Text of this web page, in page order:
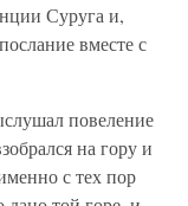
Суруга и,
вместе с
повеление
на гору и
с тех пор